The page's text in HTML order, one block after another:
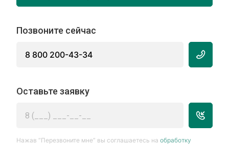
Позвоните сейчас
8 800 200-43-34
Оставьте заявку
Нажав “Перезвоните мне” вы соглашаетесь наобработку